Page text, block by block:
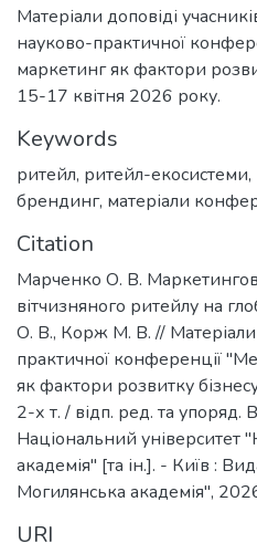
Матеріали доповіді
науково-практичної
маркетинг як фактори
15-17 квітня 2026 року.
Keywords
ритейл, ритейл-екосистеми,
брендинг, матеріали
Citation
Марченко О. В.
вітчизняного ритейлу на
О. В., Корж М. В. //
практичної конференції
як фактори розвитку
2-х т. / відп. ред. та упоряд.
Національний університет
академія" [та ін.]. - Київ :
Могилянська академія",
URI